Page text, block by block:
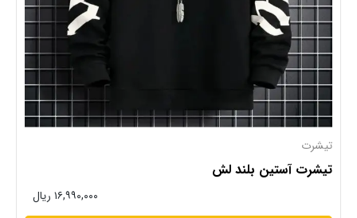
تیشرت
تیشرت آستین بلند لش
۱۶,۹۹۰,۰۰۰ ریال